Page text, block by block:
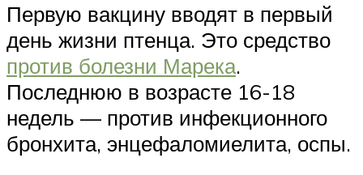
Первую вакцину вводят в первый
день жизни птенца. Это средство
против болезни Марека.
Последнюю в возрасте 16-18
недель — против инфекционного
бронхита, энцефаломиелита, оспы.